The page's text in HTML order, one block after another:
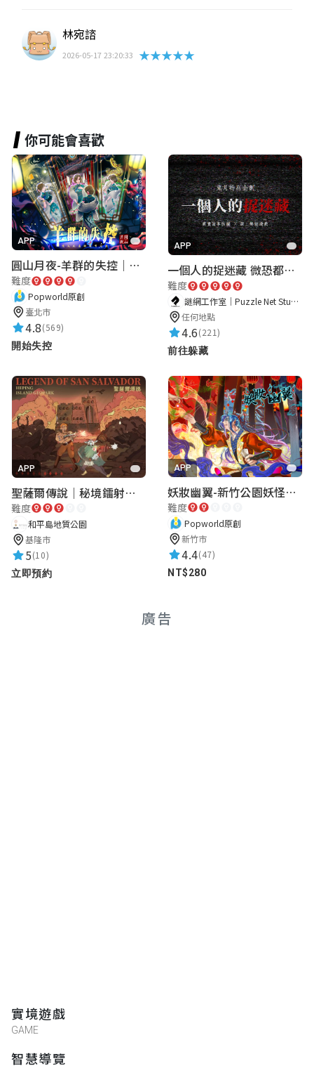
林宛諮
2026-05-17 23:20:33 ★★★★★
你可能會喜歡
APP
圓山月夜-羊群的失控｜圓山飯店 ARG實境解謎遊戲
難度
Popworld原創
臺北市
4.8(569)
開始失控
APP
一個人的捉迷藏 微恐都市傳說
難度
謎網工作室｜Puzzle Net Studio
任何地點
4.6(221)
前往躲藏
APP
聖薩爾傳說｜秘境鐳射激戰
難度
和平島地質公園
基隆市
5(10)
立即預約
APP
妖妝幽翼-新竹公園妖怪懸疑事件
難度
Popworld原創
新竹市
4.4(47)
NT$280
廣告
實境遊戲
GAME
智慧導覽